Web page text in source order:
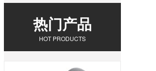
热门产品
HOT PRODUCTS